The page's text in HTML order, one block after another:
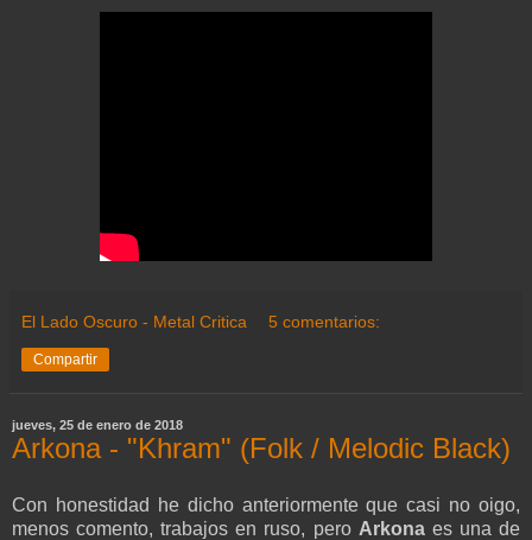
El Lado Oscuro - Metal Critica 5 comentarios:
Compartir
jueves, 25 de enero de 2018
Arkona - "Khram" (Folk / Melodic Black)
Con honestidad he dicho anteriormente que casi no oigo,
menos comento, trabajos en ruso, pero Arkonaes una de